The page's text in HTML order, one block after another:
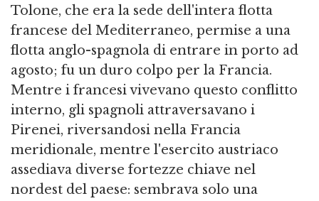
Tolone, che era la sede dell'intera flotta
francese del Mediterraneo, permise a una
flotta anglo-spagnola di entrare in porto ad
agosto; fu un duro colpo per la Francia.
Mentre i francesi vivevano questo conflitto
interno, gli spagnoli attraversavano i
Pirenei, riversandosi nella Francia
meridionale, mentre l'esercito austriaco
assediava diverse fortezze chiave nel
nordest del paese: sembrava solo una